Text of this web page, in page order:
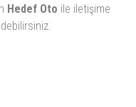
Hedef Oto ile iletişime